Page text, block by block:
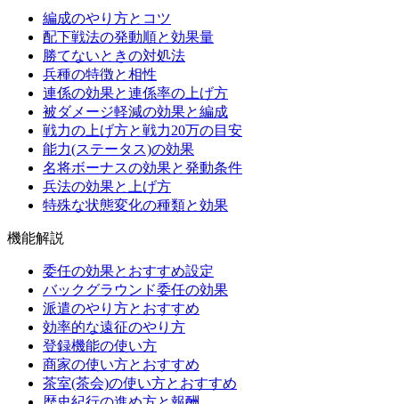
編成のやり方とコツ
配下戦法の発動順と効果量
勝てないときの対処法
兵種の特徴と相性
連係の効果と連係率の上げ方
被ダメージ軽減の効果と編成
戦力の上げ方と戦力20万の目安
能力(ステータス)の効果
名将ボーナスの効果と発動条件
兵法の効果と上げ方
特殊な状態変化の種類と効果
機能解説
委任の効果とおすすめ設定
バックグラウンド委任の効果
派遣のやり方とおすすめ
効率的な遠征のやり方
登録機能の使い方
商家の使い方とおすすめ
茶室(茶会)の使い方とおすすめ